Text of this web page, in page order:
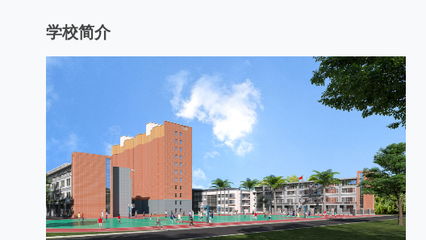
学校简介